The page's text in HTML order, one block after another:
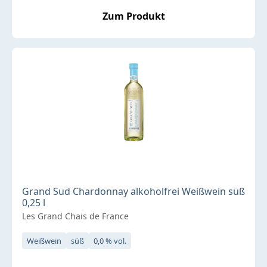
Zum Produkt
Grand Sud Chardonnay alkoholfrei Weißwein süß
0,25 l
Les Grand Chais de France
Weißwein süß 0,0 % vol.